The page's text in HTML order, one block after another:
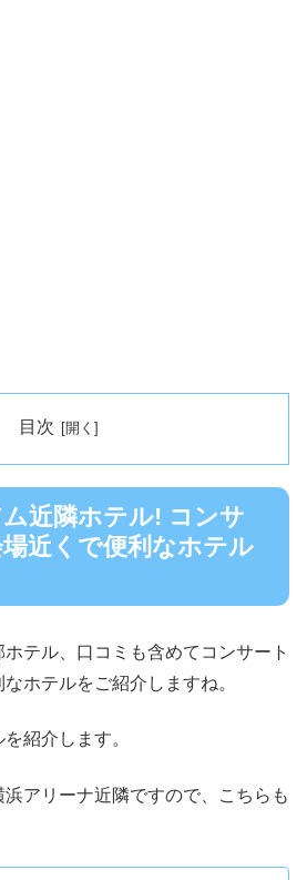
目次
近隣ホテル! コンサ
近くで便利なホテル
テル、口コミも含めてコンサート
ホテルをご紹介しますね。
紹介します。
アリーナ近隣ですので、こちらも